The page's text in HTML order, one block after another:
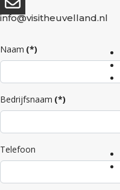
info@visitheuvelland.nl
Naam (*)
Bedrijfsnaam (*)
Telefoon